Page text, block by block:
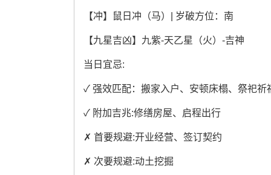
【冲】鼠日冲（马）| 岁破方位：南
【九星吉凶】九紫-天乙星（火）-吉神
当日宜忌:
✓ 强效匹配：搬家入户、安顿床榻、祭祀祈
✓ 附加吉兆:修缮房屋、启程出行
✗ 首要规避:开业经营、签订契约
✗ 次要规避:动土挖掘